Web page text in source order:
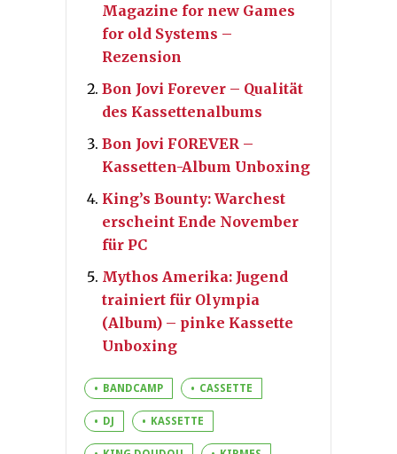
Magazine for new Games
for old Systems –
Rezension
Bon Jovi Forever – Qualität
des Kassettenalbums
Bon Jovi FOREVER –
Kassetten-Album Unboxing
King’s Bounty: Warchest
erscheint Ende November
für PC
Mythos Amerika: Jugend
trainiert für Olympia
(Album) – pinke Kassette
Unboxing
BANDCAMP CASSETTE
DJ KASSETTE